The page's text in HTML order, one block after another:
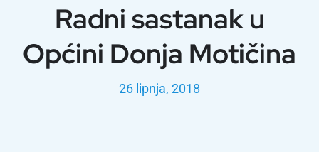
Radni sastanak u
Općini Donja Motičina
26 lipnja, 2018